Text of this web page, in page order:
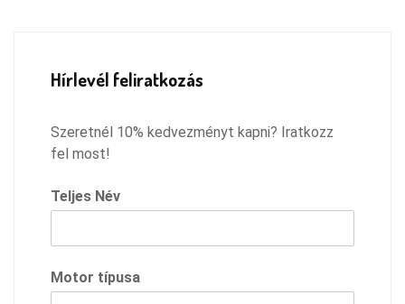
Hírlevél feliratkozás
Szeretnél 10% kedvezményt kapni? Iratkozz
fel most!
Teljes Név
Motor típusa